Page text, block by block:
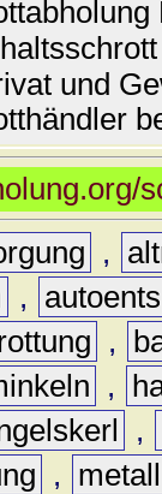
und
,
,
,
,
,
,
metall